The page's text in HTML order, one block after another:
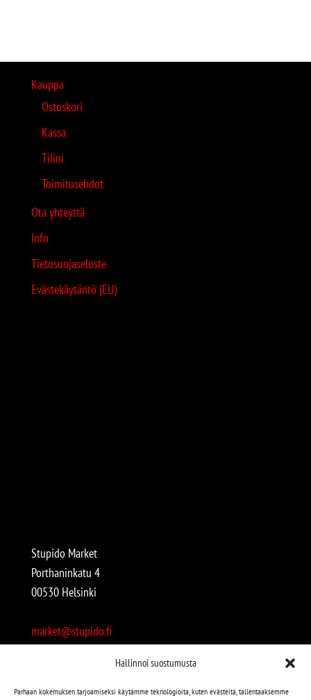
Hallinnoi suostumusta
Parhaan kokemuksen tarjoamiseksi käytämme teknologioita, kuten evästeitä, tallentaaksemme
Kauppa
Ostoskori
Kassa
Tilini
Toimitusehdot
Ota yhteyttä
Info
Tietosuojaseloste
Evästekäytäntö (EU)
Stupido Market
Porthaninkatu 4
00530 Helsinki
market@stupido.fi
Avoinna: